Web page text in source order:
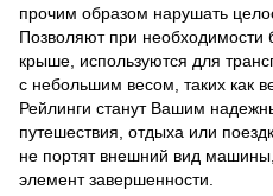
прочим образом нарушать
Позволяют при необходимости
крыше, используются для
с небольшим весом, таких как
Рейлинги станут Вашим
путешествия, отдыха или
не портят внешний вид
элемент завершенности.